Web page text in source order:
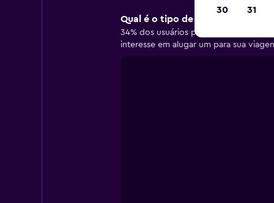
Qual é o tipo de carro mais
34% dos usuários preferem alugar
interesse em alugar um para sua
30 31